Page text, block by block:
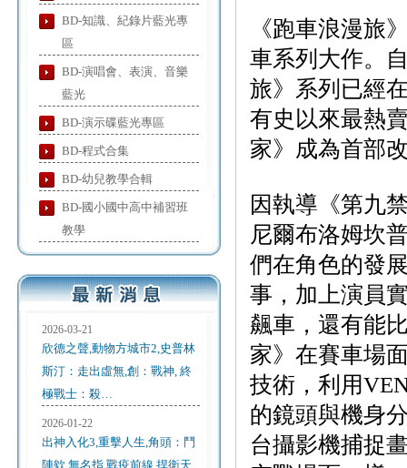
BD-知識、紀錄片藍光專
區
BD-演唱會、表演、音樂
藍光
BD-演示碟藍光專區
BD-程式合集
BD-幼兒教學合輯
BD-國小國中高中補習班
教學
2026-03-21
欣德之聲,動物方城市2,史普林
斯汀：走出虛無,創：戰神, 終
極戰士：殺…
2026-01-22
出神入化3,重擊人生,角頭：鬥
陣欸,無名指,戰疫前線,捍衛天
《跑車浪漫旅
車系列大作。
旅》系列已經
有史以來最熱
家》成為首部
因執導《第九
尼爾布洛姆坎
們在角色的發
事，加上演員
飆車，還有能
家》在賽車場
技術，利用
的鏡頭與機身
台攝影機捕捉